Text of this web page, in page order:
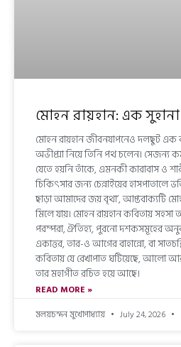
মোহন রায়হান: এক
মোহন রায়হান জীবনযাপনেও দলছুট এক
অভীপ্সা নিয়ে তিনি পথ চলেন। সেজন্য
যেতে হয়নি তাঁকে, এমনকী কারাবাস ও
চিকিৎসার জন্য চেন্নাইয়ের হাসপাতালে
ছাড়া আমাদের জয় বৃথা’, আপ্তবাক্যটি
মিলে যায়। মোহন রায়হান কবিতায়
পরম্পরা, ঐতিহ্য, পুরনো দশকসমূহের
একাত্তর, তার-ও আগের বাহান্নো, বা
কবিতায় যে রেখাপাত ঘটিয়েছে, আলো
তার মহাগীত রচিত হয়ে আছে।
READ MORE »
মলয়চন্দন মুখোপাধ্যায়
July 24, 2026